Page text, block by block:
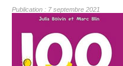
Publication : 7 septembre 2021